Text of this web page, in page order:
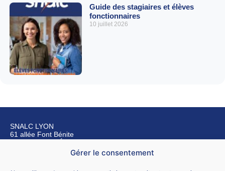
Gérer le consentement
Guide des stagiaires et élèves
fonctionnaires
10 juillet 2026
SNALC LYON
61 allée Font Bénite